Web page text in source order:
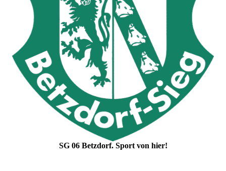
SG 06 Betzdorf. Sport von hier!